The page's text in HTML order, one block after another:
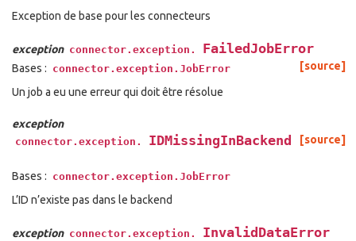
Exception de base pour les connecteurs
exception connector.exception. FailedJobError
[source]
Bases : connector.exception.JobError
Un job a eu une erreur qui doit être résolue
exception
connector.exception. IDMissingInBackend [source]
Bases : connector.exception.JobError
L’ID n’existe pas dans le backend
exception connector.exception. InvalidDataError